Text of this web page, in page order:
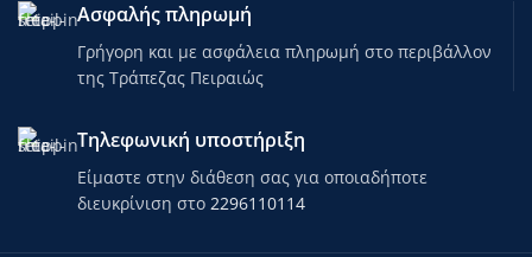
Ασφαλής πληρωμή
Γρήγορη και με ασφάλεια πληρωμή στο περιβάλλον
της Τράπεζας Πειραιώς
Τηλεφωνική υποστήριξη
Είμαστε στην διάθεση σας για οποιαδήποτε
διευκρίνιση στο 2296110114